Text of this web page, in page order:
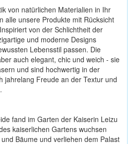
von natürlichen Materialien in Ihr
alle unsere Produkte mit Rücksicht
von der Schlichtheit der
und moderne Designs
Lebensstil passen. Die
auch elegant, chic und weich - sie
und sind hochwertig in der
jahrelang Freude an der Textur und
fand im Garten der Kaiserin Leizu
kaiserlichen Gartens wuchsen
Bäume und verliehen dem Palast